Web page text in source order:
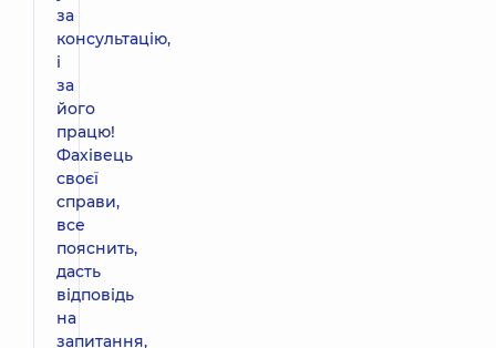
за
консультацію,
і
за
його
працю!
Фахівець
своєї
справи,
все
пояснить,
дасть
відповідь
на
запитання,